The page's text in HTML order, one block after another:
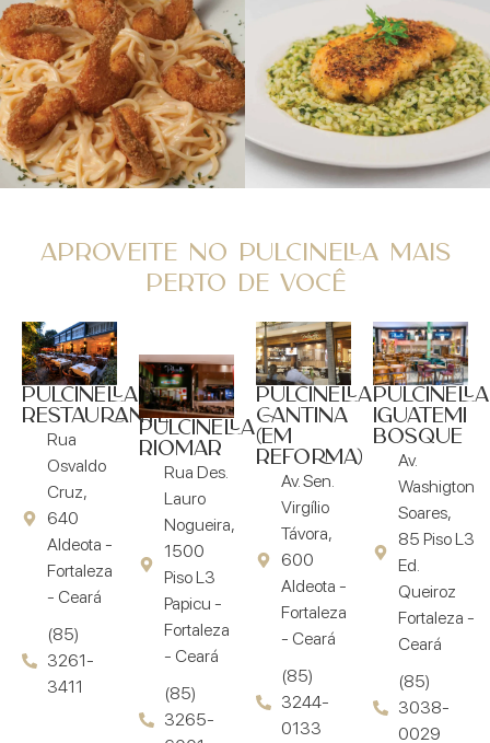
APROVEITE NO PULCINELLA MAIS
PERTO DE VOCÊ
PULCINELLA
RESTAURANTE
Rua
Osvaldo
Cruz,
640
Aldeota -
Fortaleza
- Ceará
(85)
3261-
3411
PULCINELLA
RIOMAR
Rua Des.
Lauro
Nogueira,
1500
Piso L3
Papicu -
Fortaleza
- Ceará
(85)
3265-
PULCINELLA
CANTINA
(EM
REFORMA)
Av. Sen.
Virgílio
Távora,
600
Aldeota -
Fortaleza
- Ceará
(85)
3244-
0133
PULCINELLA
IGUATEMI
BOSQUE
Av.
Washigton
Soares,
85 Piso L3
Ed.
Queiroz
Fortaleza -
Ceará
(85)
3038-
0029